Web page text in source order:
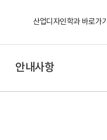
산업디자인학과 바로가기
안내사항